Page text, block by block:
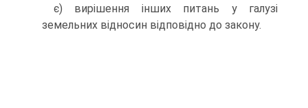
є) вирішення інших питань у галузі
земельних відносин відповідно до закону.